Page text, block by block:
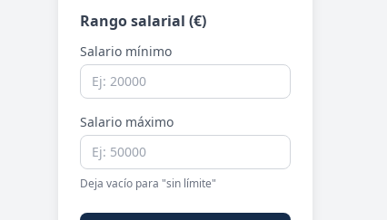
Rango salarial (€)
Salario mínimo
Salario máximo
Deja vacío para "sin límite"